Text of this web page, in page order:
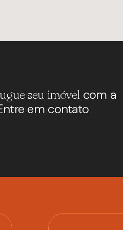
seu imóvelcom a
em contato